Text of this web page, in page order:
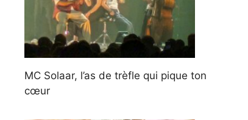
MC Solaar, l’as de trèfle qui pique ton
cœur